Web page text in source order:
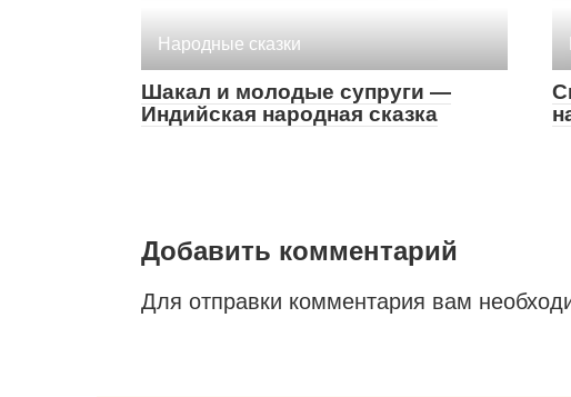
Народные сказки
Шакал и молодые супруги —
Индийская народная сказка
Добавить комментарий
Для отправки комментария вам